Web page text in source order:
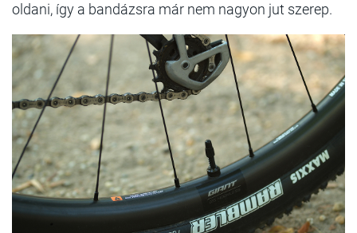
oldani, így a bandázsra már nem nagyon jut szerep.